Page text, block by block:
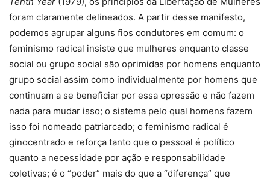
foram claramente delineados. A partir desse manifesto,
podemos agrupar alguns fios condutores em comum: o
feminismo radical insiste que mulheres enquanto classe
social ou grupo social são oprimidas por homens enquanto
grupo social assim como individualmente por homens que
continuam a se beneficiar por essa opressão e não fazem
nada para mudar isso; o sistema pelo qual homens fazem
isso foi nomeado patriarcado; o feminismo radical é
ginocentrado e reforça tanto que o pessoal é político
quanto a necessidade por ação e responsabilidade
coletivas; é o “poder” mais do que a “diferença” que